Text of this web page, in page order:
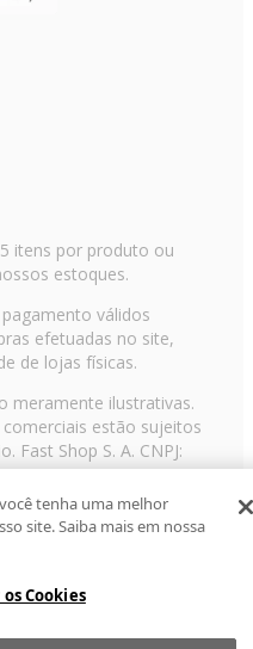
itens por produto ou
estoques.
válidos
efetuadas no site,
de lojas físicas.
meramente ilustrativas.
estão sujeitos
Fast Shop S. A. CNPJ:
00
Carandiru, São
11 3003-3728 ©
reservados
tenha uma melhor
site. Saiba mais em nossa
Cookies